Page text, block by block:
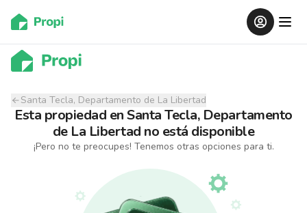
Santa Tecla, Departamento de La Libertad
Esta propiedad enSanta Tecla, Departamento
de La Libertad no está disponible
¡Pero no te preocupes! Tenemos otras opciones para ti.